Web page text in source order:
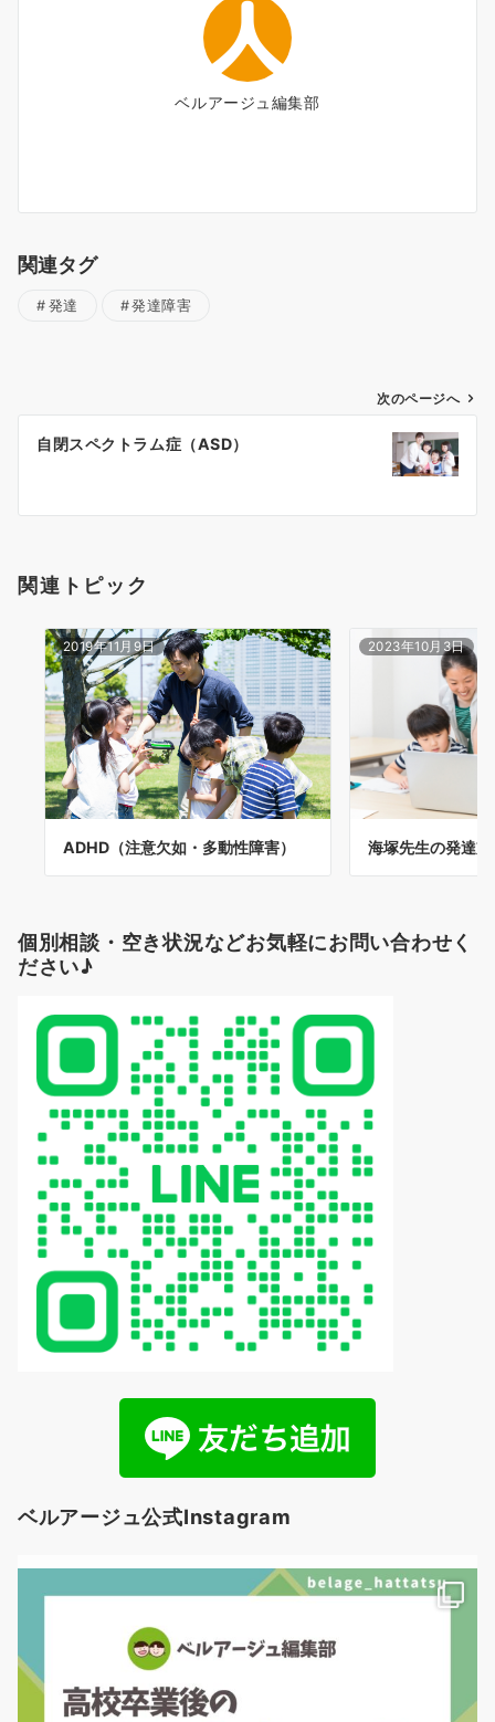
ベルアージュ編集部
関連タグ
発達 発達障害
稿
ビ
ー
次のページへ
自閉スペクトラム症（ASD）
関連トピック
2019年11月9日
ADHD（注意欠如・多動性障害）
2023年10月3日
海塚先生の発達
個別相談・空き状況などお気軽にお問い合わせく
ださい♪
ベルアージュ公式Instagram